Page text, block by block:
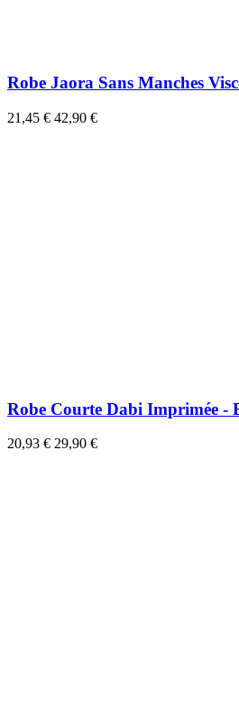
Robe Jaora Sans Manches
21,45 € 42,90 €
Robe Courte Dabi Imprimée -
20,93 € 29,90 €